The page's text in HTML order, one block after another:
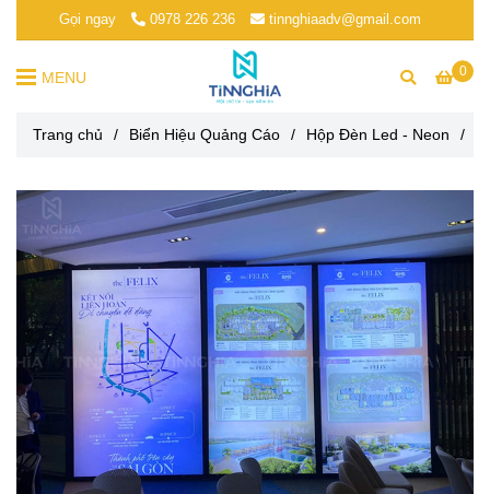
Gọi ngay 0978 226 236 tinnghiaadv@gmail.com
0
MENU
Trang chủ / Biển Hiệu Quảng Cáo / Hộp Đèn Led - Neon /